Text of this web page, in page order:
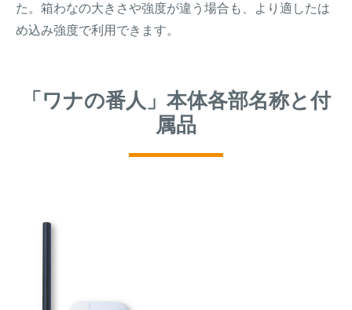
た。箱わなの大きさや強度が違う場合も、より適したは
め込み強度で利用できます。
「ワナの番人」本体各部名称と付
属品